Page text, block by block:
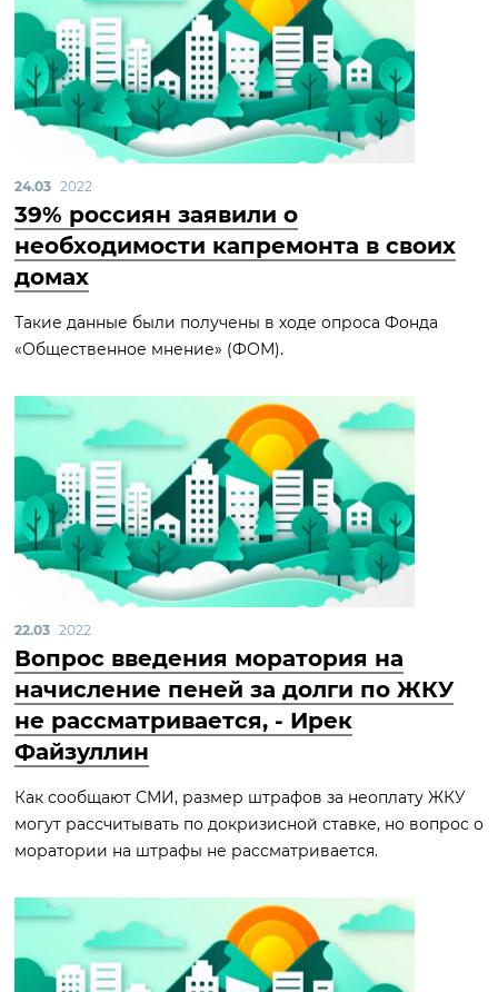
24.03 2022
39% россиян заявили о
необходимости капремонта в своих
домах
Такие данные были получены в ходе опроса Фонда
«Общественное мнение» (ФОМ).
22.03 2022
Вопрос введения моратория на
начисление пеней за долги по ЖКУ
не рассматривается, - Ирек
Файзуллин
Как сообщают СМИ, размер штрафов за неоплату ЖКУ
могут рассчитывать по докризисной ставке, но вопрос о
моратории на штрафы не рассматривается.